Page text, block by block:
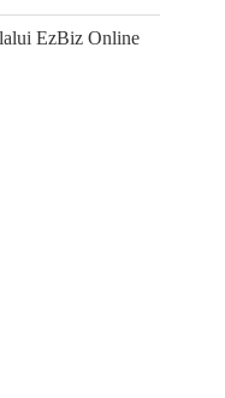
EzBiz Online